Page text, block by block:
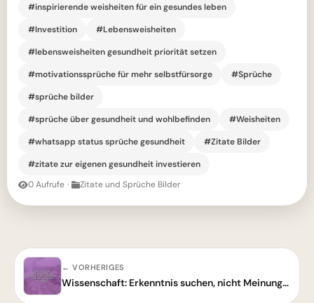
#inspirierende weisheiten für ein gesundes leben
#Investition
#Lebensweisheiten
#lebensweisheiten gesundheit priorität setzen
#motivationssprüche für mehr selbstfürsorge
#Sprüche
#sprüche bilder
#sprüche über gesundheit und wohlbefinden
#Weisheiten
#whatsapp status sprüche gesundheit
#Zitate Bilder
#zitate zur eigenen gesundheit investieren
0 Aufrufe · Zitate und Sprüche Bilder
← VORHERIGES
Wissenschaft: Erkenntnis suchen, nicht Meinungen bestätigen. Klare Worte.